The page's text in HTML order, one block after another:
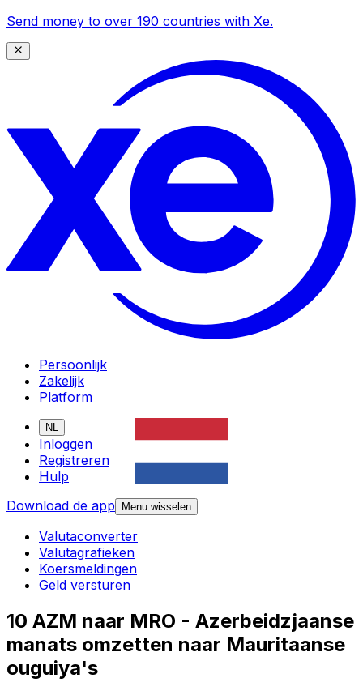
Send money to over 190 countries with Xe.
Persoonlijk
Zakelijk
Platform
NL
Inloggen
Registreren
Hulp
Download de app
Menu wisselen
Valutaconverter
Valutagrafieken
Koersmeldingen
Geld versturen
10 AZM naar MRO - Azerbeidzjaanse
manats omzetten naar Mauritaanse
ouguiya's